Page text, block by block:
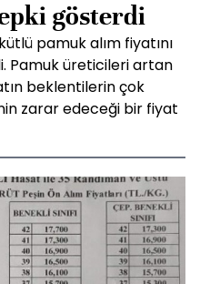
gösterdi
pamuk alım fiyatını
Pamuk üreticileri artan
beklentilerin çok
zarar edeceği bir fiyat